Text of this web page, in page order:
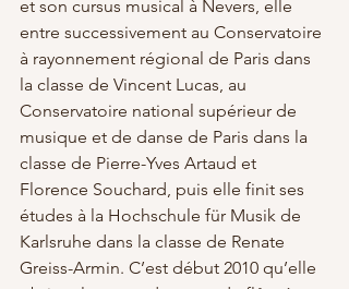
et son cursus musical à Nevers, elle
entre successivement au Conservatoire
à rayonnement régional de Paris dans
la classe de Vincent Lucas, au
Conservatoire national supérieur de
musique et de danse de Paris dans la
classe de Pierre-Yves Artaud et
Florence Souchard, puis elle finit ses
études à la Hochschule für Musik de
Karlsruhe dans la classe de Renate
Greiss-Armin. C’est début 2010 qu’elle